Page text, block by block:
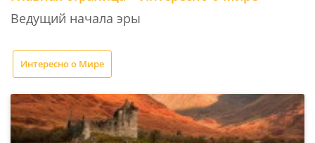
Ведущий начала эры
Интересно о Мире